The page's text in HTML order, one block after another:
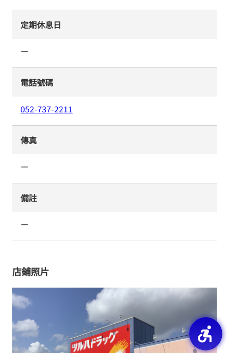
定期休息日
ー
電話號碼
052-737-2211
傳真
ー
備註
ー
店鋪照片